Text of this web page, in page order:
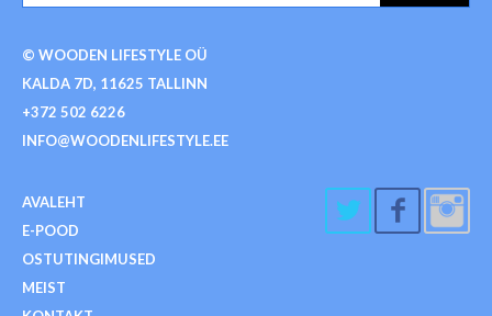
© WOODEN LIFESTYLE OÜ
KALDA 7D, 11625 TALLINN
+372 502 6226
INFO@WOODENLIFESTYLE.EE
AVALEHT
E-POOD
OSTUTINGIMUSED
MEIST